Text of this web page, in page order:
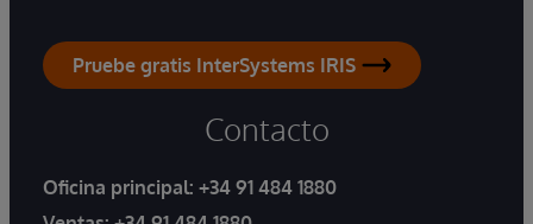
Pruebe gratis InterSystems IRIS
Contacto
Oficina principal: +34 91 484 1880